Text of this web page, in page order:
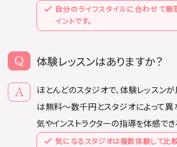
自分のライフスタイルに合わせて無
イントです。
体験レッスンはありますか？
ほとんどのスタジオで、体験レッスン
は無料〜数千円とスタジオによって異
気やインストラクターの指導を体感で
気になるスタジオは複数体験して比較